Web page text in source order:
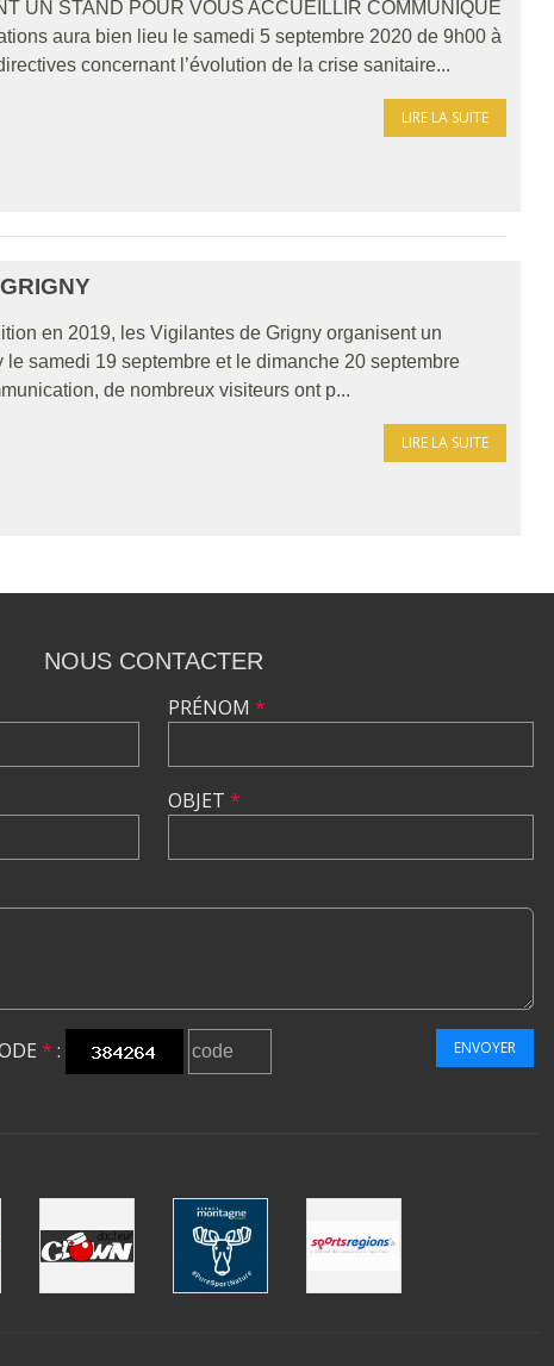
UN STAND POUR VOUS ACCUEILLIR COMMUNIQUE
aura bien lieu le samedi 5 septembre 2020 de 9h00 à
concernant l’évolution de la crise sanitaire...
LIRE LA SUITE
en 2019, les Vigilantes de Grigny organisent un
samedi 19 septembre et le dimanche 20 septembre
de nombreux visiteurs ont p...
LIRE LA SUITE
NOUS CONTACTER
PRÉNOM *
OBJET *
* : ENVOYER